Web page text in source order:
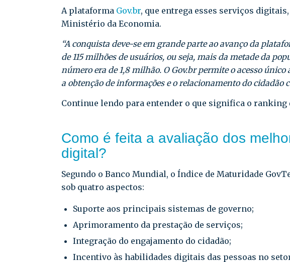
A plataforma Gov.br, que entrega esses serviços
Ministério da Economia.
“A conquista deve-se em grande parte ao avanço da
de 115 milhões de usuários, ou seja, mais da metade da
número era de 1,8 milhão. O Gov.br permite o acesso
a obtenção de informações e o relacionamento do cidadão
Continue lendo para entender o que significa o ranking
Como é feita a avaliação dos
digital?
Segundo o Banco Mundial, o Índice de Maturidade
sob quatro aspectos:
Suporte aos principais sistemas de governo;
Aprimoramento da prestação de serviços;
Integração do engajamento do cidadão;
Incentivo às habilidades digitais das pessoas no